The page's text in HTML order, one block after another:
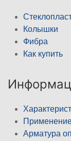
Колышки
Фибра
Как купить
Арматура